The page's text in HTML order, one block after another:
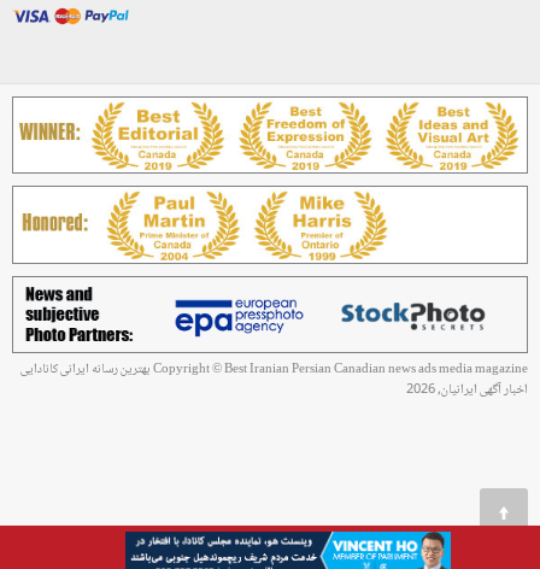
Copyright © Best Iranian Persian Canadian news ads media magazine بهترین رسانه ایرانی کانادایی
اخبار آگهی ایرانیان, 2026